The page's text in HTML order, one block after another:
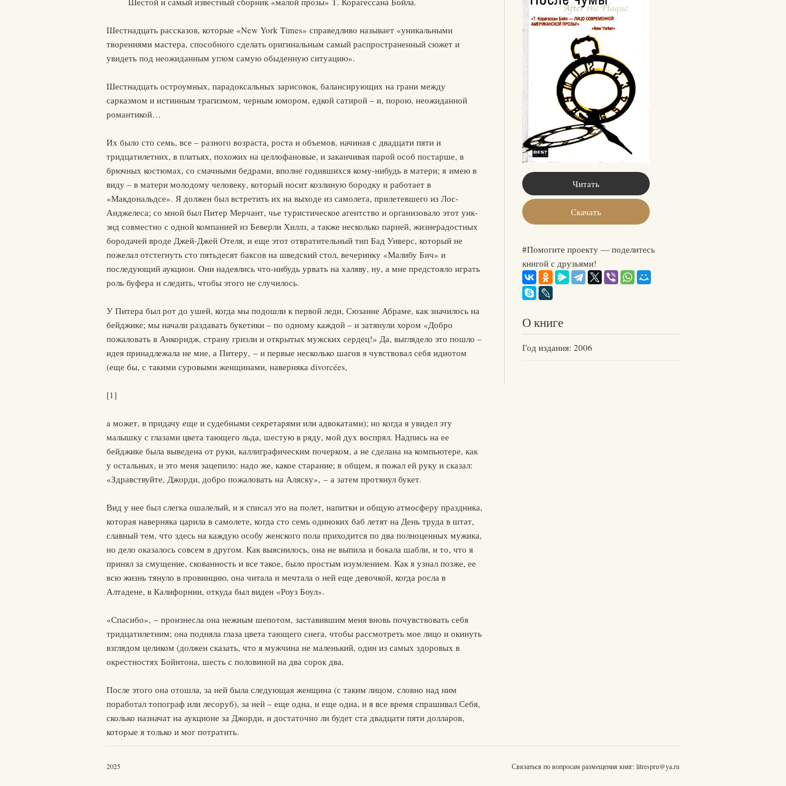
Шестнадцать рассказов, которые «New York Times» справедливо называет «уникальными
творениями мастера, способного сделать оригинальным самый распространенный сюжет и
увидеть под неожиданным углом самую обыденную ситуацию».
Шестнадцать остроумных, парадоксальных зарисовок, балансирующих на грани между
сарказмом и истинным трагизмом, черным юмором, едкой сатирой – и, порою, неожиданной
романтикой…
Их было сто семь, все – разного возраста, роста и объемов, начиная с двадцати пяти и
тридцатилетних, в платьях, похожих на целлофановые, и заканчивая парой особ постарше, в
брючных костюмах, со смачными бедрами, вполне годившихся кому-нибудь в матери; я имею в
виду – в матери молодому человеку, который носит козлиную бородку и работает в
«Макдональдсе». Я должен был встретить их на выходе из самолета, прилетевшего из Лос-
Анджелеса; со мной был Питер Мерчант, чье туристическое агентство и организовало этот уик-
энд совместно с одной компанией из Беверли Хиллз, а также несколько парней, жизнерадостных
бородачей вроде Джей-Джей Отеля, и еще этот отвратительный тип Бад Уиверс, который не
пожелал отстегнуть сто пятьдесят баксов на шведский стол, вечеринку «Малибу Бич» и
последующий аукцион. Они надеялись что-нибудь урвать на халяву, ну, а мне предстояло играть
роль буфера и следить, чтобы этого не случилось.
У Питера был рот до ушей, когда мы подошли к первой леди, Сюзанне Абраме, как значилось на
бейджике; мы начали раздавать букетики – по одному каждой – и затянули хором «Добро
пожаловать в Анкоридж, страну гризли и открытых мужских сердец!» Да, выглядело это пошло –
идея принадлежала не мне, а Питеру, – и первые несколько шагов я чувствовал себя идиотом
(еще бы, с такими суровыми женщинами, наверняка divorcées,
[1]
a может, в придачу еще и судебными секретарями или адвокатами); но когда я увидел эту
малышку с глазами цвета тающего льда, шестую в ряду, мой дух воспрял. Надпись на ее
бейджике была выведена от руки, каллиграфическим почерком, а не сделана на компьютере, как
у остальных, и это меня зацепило: надо же, какое старание; в общем, я пожал ей руку и сказал:
«Здравствуйте, Джорди, добро пожаловать на Аляску», – а затем протянул букет.
Вид у нее был слегка ошалелый, и я списал это на полет, напитки и общую атмосферу праздника,
которая наверняка царила в самолете, когда сто семь одиноких баб летят на День труда в штат,
славный тем, что здесь на каждую особу женского пола приходится по два полноценных мужика,
но дело оказалось совсем в другом. Как выяснилось, она не выпила и бокала шабли, и то, что я
принял за смущение, скованность и все такое, было простым изумлением. Как я узнал позже, ее
всю жизнь тянуло в провинцию, она читала и мечтала о ней еще девочкой, когда росла в
Алтадене, в Калифорнии, откуда был виден «Роуз Боул».
«Спасибо», – произнесла она нежным шепотом, заставившим меня вновь почувствовать себя
тридцатилетним; она подняла глаза цвета тающего снега, чтобы рассмотреть мое лицо и окинуть
взглядом целиком (должен сказать, что я мужчина не маленький, один из самых здоровых в
окрестностях Бойнтона, шесть с половиной на два сорок два,
После этого она отошла, за ней была следующая женщина (с таким лицом, словно над ним
поработал топограф или лесоруб), за ней – еще одна, и еще одна, и я все время спрашивал Себя,
сколько назначат на аукционе за Джорди, и достаточно ли будет ста двадцати пяти долларов,
которые я только и мог потратить.
Читать
Скачать
#Помогите проекту — поделитесь
книгой с друзьями!
О книге
Год издания: 2006
2025 Связаться по вопросам размещения книг:litrespru@ya.ru